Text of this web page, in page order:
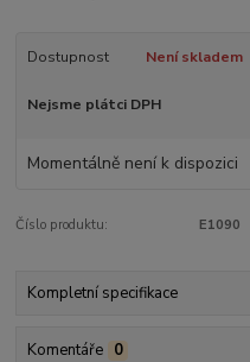
Dostupnost Není skladem
Nejsme plátci DPH
Momentálně není k dispozici
Číslo produktu: E1090
Kompletní specifikace
Komentáře 0